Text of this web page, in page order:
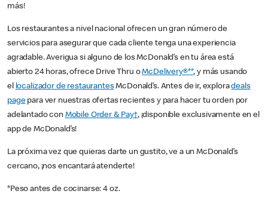
más!
Los restaurantes a nivel nacional ofrecen un gran número de
servicios para asegurar que cada cliente tenga una experiencia
agradable. Averigua si alguno de los McDonald’s en tu área está
abierto 24 horas, ofrece Drive Thru oMcDelivery®**, y más usando
el localizador de restaurantesMcDonald’s. Antes de ir, exploradeals
pagepara ver nuestras ofertas recientes y para hacer tu orden por
adelantado con Mobile Order & Pay†, ¡disponible exclusivamente en el
app de McDonald’s!
La próxima vez que quieras darte un gustito, ve a un McDonald’s
cercano, ¡nos encantará atenderte!
*Peso antes de cocinarse: 4 oz.